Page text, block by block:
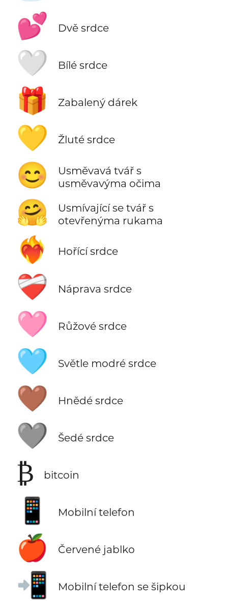
💕 Dvě srdce
🤍 Bílé srdce
🎁 Zabalený dárek
💛 Žluté srdce
😊
Usměvavá tvář s
usměvavýma očima
🤗
Usmívající se tvář s
otevřenýma rukama
❤️‍🔥 Hořící srdce
❤️‍🩹 Náprava srdce
🩷 Růžové srdce
🩵 Světle modré srdce
🤎 Hnědé srdce
🩶 Šedé srdce
₿ bitcoin
📱 Mobilní telefon
🍎 Červené jablko
📲 Mobilní telefon se šipkou